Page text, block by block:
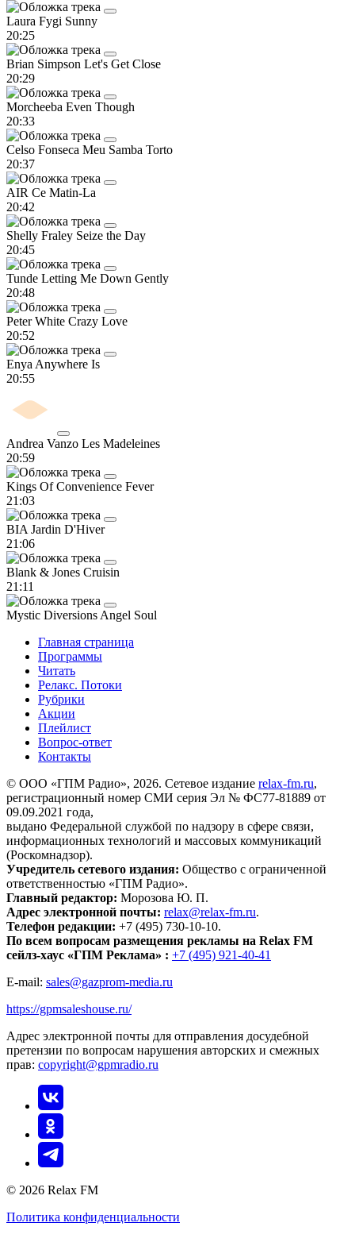
Laura Fygi Sunny
20:25
Brian Simpson Let's Get Close
20:29
Morcheeba Even Though
20:33
Celso Fonseca Meu Samba Torto
20:37
AIR Ce Matin-La
20:42
Shelly Fraley Seize the Day
20:45
Tunde Letting Me Down Gently
20:48
Peter White Crazy Love
20:52
Enya Anywhere Is
20:55
Andrea Vanzo Les Madeleines
20:59
Kings Of Convenience Fever
21:03
BIA Jardin D'Hiver
21:06
Blank & Jones Cruisin
21:11
Mystic Diversions Angel Soul
Главная страница
Программы
Читать
Релакс. Потоки
Рубрики
Акции
Плейлист
Вопрос-ответ
Контакты
© ООО «ГПМ Радио», 2026. Сетевое издание relax-fm.ru,
регистрационный номер СМИ серия Эл № ФС77-81889 от
09.09.2021 года,
выдано Федеральной службой по надзору в сфере связи,
информационных технологий и массовых коммуникаций
(Роскомнадзор).
Учредитель сетевого издания: Общество с ограниченной
ответственностью «ГПМ Радио».
Главный редактор: Морозова Ю. П.
Адрес электронной почты: relax@relax-fm.ru.
Телефон редакции: +7 (495) 730-10-10.
По всем вопросам размещения рекламы на Relax FM
сейлз-хаус «ГПМ Реклама» : +7 (495) 921-40-41
E-mail: sales@gazprom-media.ru
https://gpmsaleshouse.ru/
Адрес электронной почты для отправления досудебной
претензии по вопросам нарушения авторских и смежных
прав: copyright@gpmradio.ru
© 2026 Relax FM
Политика конфиденциальности